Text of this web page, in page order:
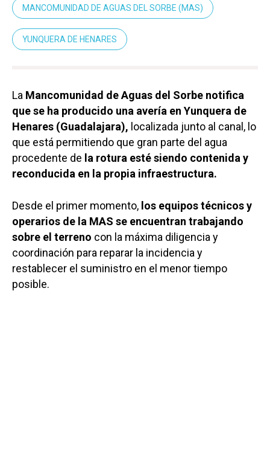
MANCOMUNIDAD DE AGUAS DEL SORBE (MAS)
YUNQUERA DE HENARES
La Mancomunidad de Aguas del Sorbe notifica
que se ha producido una avería en Yunquera de
Henares (Guadalajara), localizada junto al canal, lo
que está permitiendo que gran parte del agua
procedente de la rotura esté siendo contenida y
reconducida en la propia infraestructura.
Desde el primer momento, los equipos técnicos y
operarios de la MAS se encuentran trabajando
sobre el terreno con la máxima diligencia y
coordinación para reparar la incidencia y
restablecer el suministro en el menor tiempo
posible.